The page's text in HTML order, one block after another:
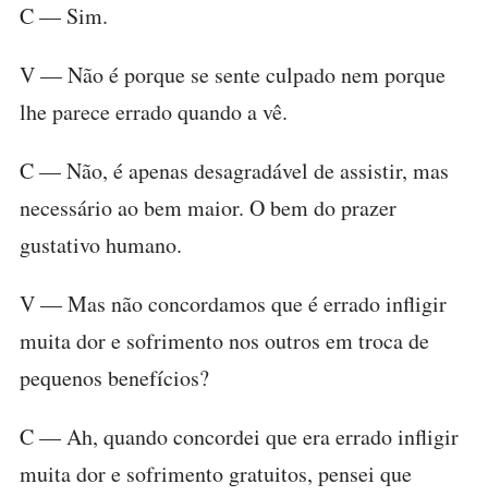
C — Sim.
V — Não é porque se sente culpado nem porque
lhe parece errado quando a vê.
C — Não, é apenas desagradável de assistir, mas
necessário ao bem maior. O bem do prazer
gustativo humano.
V — Mas não concordamos que é errado infligir
muita dor e sofrimento nos outros em troca de
pequenos benefícios?
C — Ah, quando concordei que era errado infligir
muita dor e sofrimento gratuitos, pensei que